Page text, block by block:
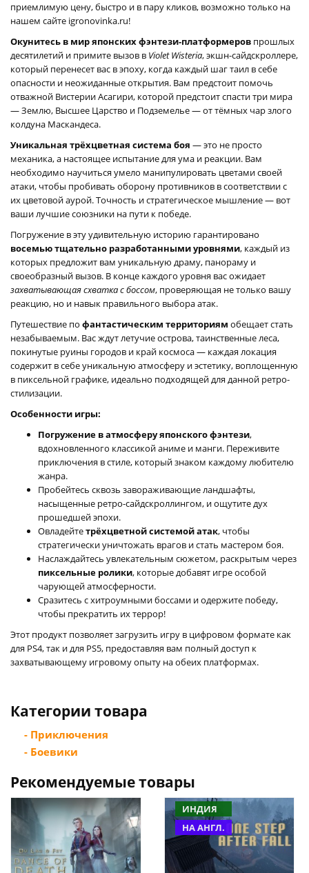
приемлимую цену, быстро и в пару кликов, возможно только на
нашем сайте igronovinka.ru!
Окунитесь в мир японских фэнтези-платформеров прошлых
десятилетий и примите вызов в Violet Wisteria, экшн-сайдскроллере,
который перенесет вас в эпоху, когда каждый шаг таил в себе
опасности и неожиданные открытия. Вам предстоит помочь
отважной Вистерии Асагири, которой предстоит спасти три мира
— Землю, Высшее Царство и Подземелье — от тёмных чар злого
колдуна Маскандеса.
Уникальная трёхцветная система боя — это не просто
механика, а настоящее испытание для ума и реакции. Вам
необходимо научиться умело манипулировать цветами своей
атаки, чтобы пробивать оборону противников в соответствии с
их цветовой аурой. Точность и стратегическое мышление — вот
ваши лучшие союзники на пути к победе.
Погружение в эту удивительную историю гарантировано
восемью тщательно разработанными уровнями, каждый из
которых предложит вам уникальную драму, панораму и
своеобразный вызов. В конце каждого уровня вас ожидает
захватывающая схватка с боссом, проверяющая не только вашу
реакцию, но и навык правильного выбора атак.
Путешествие по фантастическим территориям обещает стать
незабываемым. Вас ждут летучие острова, таинственные леса,
покинутые руины городов и край космоса — каждая локация
содержит в себе уникальную атмосферу и эстетику, воплощенную
в пиксельной графике, идеально подходящей для данной ретро-
стилизации.
Особенности игры:
Погружение в атмосферу японского фэнтези,
вдохновленного классикой аниме и манги. Переживите
приключения в стиле, который знаком каждому любителю
жанра.
Пробейтесь сквозь завораживающие ландшафты,
насыщенные ретро-сайдскроллингом, и ощутите дух
прошедшей эпохи.
Овладейтетрёхцветной системой атак, чтобы
стратегически уничтожать врагов и стать мастером боя.
Наслаждайтесь увлекательным сюжетом, раскрытым через
пиксельные ролики, которые добавят игре особой
чарующей атмосферности.
Сразитесь с хитроумными боссами и одержите победу,
чтобы прекратить их террор!
Этот продукт позволяет загрузить игру в цифровом формате как
для PS4, так и для PS5, предоставляя вам полный доступ к
захватывающему игровому опыту на обеих платформах.
Категории товара
- Приключения
- Боевики
Рекомендуемые товары
ИНДИЯ
НА АНГЛ.